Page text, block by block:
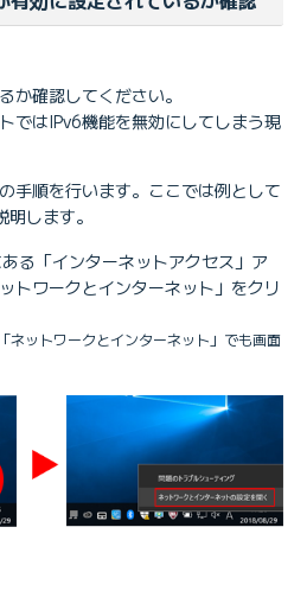
フレッツ「ひかり」コース
クNeo with フレッツ「Bフレッツ」コー
コース
か確認してください。
ではIPv6機能を無効にしてしまう現
手順を行います。ここでは例として
します。
る「インターネットアクセス」ア
トワークとインターネット」をクリ
ットワークとインターネット」でも画面